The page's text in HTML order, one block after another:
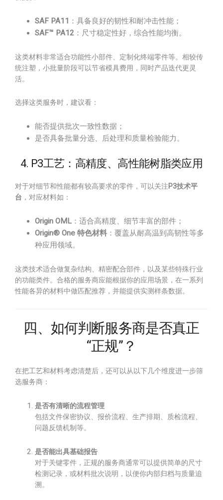
SAF PA11 ：具备良好的韧性和耐冲击性能；
SAF™ PA12 ：尺寸稳定性好，综合性能均衡。
这类材料非常适合功能性小部件、定制化终端零件等。相较传
统注塑，小批量阶段可以节省模具费用，同时产品迭代更灵
活。
选择这类服务时，建议看：
能否提供批次一致性数据；
是否具备批量分选、后处理和质量检验能力。
4. P3工艺：高精度、高性能树脂类应用
对于对细节和性能都有较高要求的零件，可以关注P3技术平
台 ，对应材料如：
Origin OML ：适合高精度、细节丰富的部件；
Origin® One 特色材料 ：覆盖从耐高温到高韧性等多
种应用领域。
这类技术适合做复杂结构、精密配合部件，以及某些特殊行业
的功能类件。合格的服务商应能根据你的应用场景，在一系列
性能各异的材料中做匹配推荐，并能提供实测样条数据。
四、如何判断服务商是否真正
“正规”？
在把工艺和材料考虑清楚后，还可以从以下几个维度进一步筛
选服务商：
是否有清晰的流程管理
包括文件保密协议、报价流程、生产排期、质检流程、
问题反馈机制等。
是否能出具基础报告
对于关键零件，正规的服务商通常可以提供简单的尺寸
检测记录，或材料批次说明，以便你内部归档与质量追
溯。